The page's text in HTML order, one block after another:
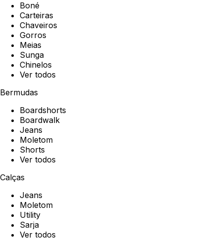
Boné
Carteiras
Chaveiros
Gorros
Meias
Sunga
Chinelos
Ver todos
Bermudas
Boardshorts
Boardwalk
Jeans
Moletom
Shorts
Ver todos
Calças
Jeans
Moletom
Utility
Sarja
Ver todos